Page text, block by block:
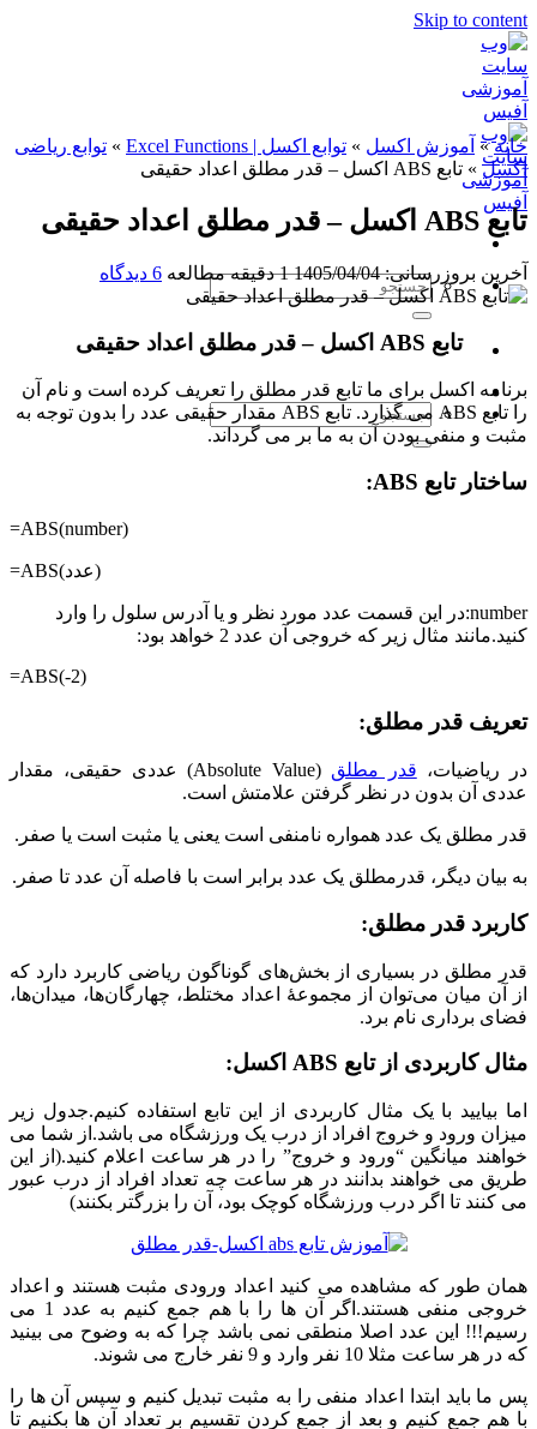
Skip to content
خانه» آموزش اکسل » توابع اکسل | Excel Functions » توابع ریاضی
اکسل » تابع ABS اکسل – قدر مطلق اعداد حقیقی
تابع ABS اکسل – قدر مطلق اعداد حقیقی
آخرین بروزرسانی: 1405/04/04 1 دقیقه مطالعه 6 دیدگاه
تابع ABS اکسل – قدر مطلق اعداد حقیقی
برنامه اکسل برای ما تابع قدر مطلق را تعریف کرده است و نام آن
را تابع ABS می گذارد. تابع ABS مقدار حقیقی عدد را بدون توجه به
مثبت و منفی بودن آن به ما بر می گرداند.
ساختار تابع ABS:
=ABS(number)
=ABS(عدد)
number:در این قسمت عدد مورد نظر و یا آدرس سلول را وارد
کنید.مانند مثال زیر که خروجی آن عدد 2 خواهد بود:
=ABS(-2)
تعریف قدر مطلق:
در ریاضیات، قدر مطلق
(Absolute Value) عددی حقیقی، مقدار
عددی آن بدون در نظر گرفتن علامتش است.
قدر مطلق یک عدد همواره نامنفی است یعنی یا مثبت است یا صفر.
به بیان دیگر، قدرمطلق یک عدد برابر است با فاصله آن عدد تا صفر.
کاربرد قدر مطلق:
قدر مطلق در بسیاری از بخش‌های گوناگون ریاضی کاربرد دارد که
از آن میان می‌توان از مجموعهٔ اعداد مختلط، چهارگان‌ها، میدان‌ها،
فضای برداری نام برد.
مثال کاربردی از تابع ABS اکسل:
اما بیایید با یک مثال کاربردی از این تابع استفاده کنیم.جدول زیر
میزان ورود و خروج افراد از درب یک ورزشگاه می باشد.از شما می
خواهند میانگین “ورود و خروج” را در هر ساعت اعلام کنید.(از این
طریق می خواهند بدانند در هر ساعت چه تعداد افراد از درب عبور
می کنند تا اگر درب ورزشگاه کوچک بود، آن را بزرگتر بکنند)
همان طور که مشاهده می کنید اعداد ورودی مثبت هستند و اعداد
خروجی منفی هستند.اگر آن ها را با هم جمع کنیم به عدد 1 می
رسیم!!! این عدد اصلا منطقی نمی باشد چرا که به وضوح می بینید
که در هر ساعت مثلا 10 نفر وارد و 9 نفر خارج می شوند.
پس ما باید ابتدا اعداد منفی را به مثبت تبدیل کنیم و سپس آن ها را
با هم جمع کنیم و بعد از جمع کردن تقسیم بر تعداد آن ها بکنیم تا